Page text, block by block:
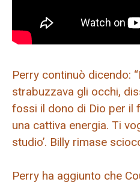
Perry continuò dicendo:
strabuzzava gli occhi,
fossi il dono di Dio per il
una cattiva energia. Ti
studio’. Billy rimase
Perry ha aggiunto che